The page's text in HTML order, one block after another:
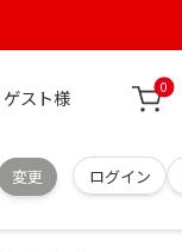
ゲスト様 0
変更 ログイン